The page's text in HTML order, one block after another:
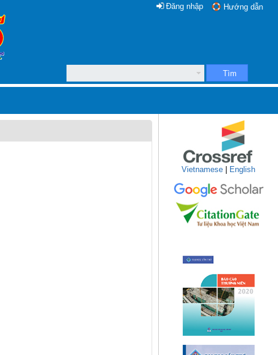
Hướng dẫn
Đăng nhập
Tìm
Vietnamese English